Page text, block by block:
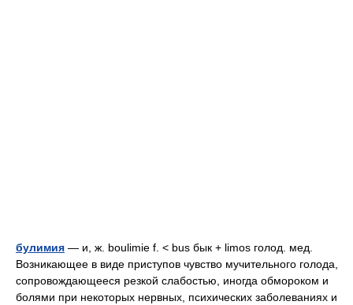
булимия — и, ж. boulimie f. < bus бык + limos голод. мед.
Возникающее в виде приступов чувство мучительного голода,
сопровождающееся резкой слабостью, иногда обмороком и
болями при некоторых нервных, психических заболеваниях и